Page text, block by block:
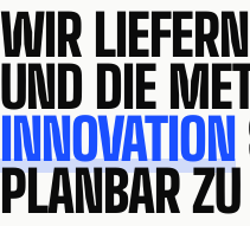
WIR
UND DIE
INNOVATION
PLANBAR